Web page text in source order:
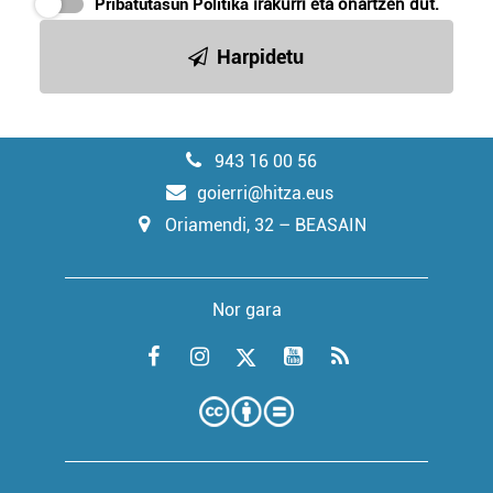
Pribatutasun Politika irakurri eta onartzen dut.
Harpidetu
943 16 00 56
goierri@hitza.eus
Oriamendi, 32 – BEASAIN
Nor gara